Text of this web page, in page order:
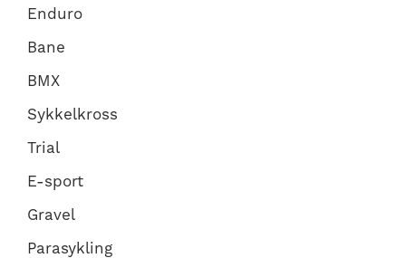
Enduro
Bane
BMX
Sykkelkross
Trial
E-sport
Gravel
Parasykling